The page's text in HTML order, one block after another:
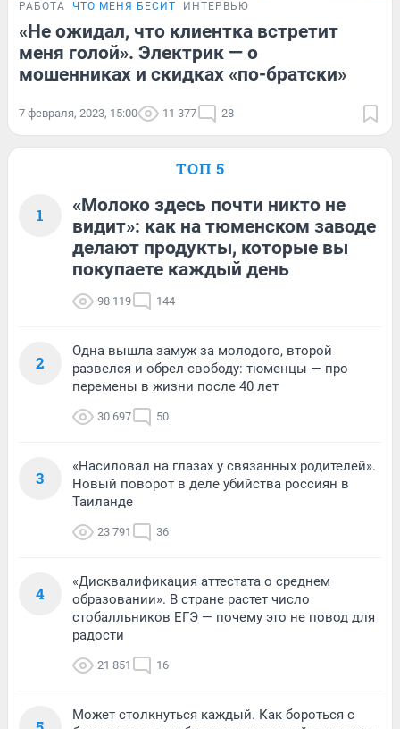
РАБОТА ЧТО МЕНЯ БЕСИТ ИНТЕРВЬЮ
«Не ожидал, что клиентка встретит
меня голой». Электрик — о
мошенниках и скидках «по-братски»
7 февраля, 2023, 15:00 11 377 28
ТОП 5
1
«Молоко здесь почти никто не
видит»: как на тюменском заводе
делают продукты, которые вы
покупаете каждый день
98 119 144
2
Одна вышла замуж за молодого, второй
развелся и обрел свободу: тюменцы — про
перемены в жизни после 40 лет
30 697 50
3
«Насиловал на глазах у связанных родителей».
Новый поворот в деле убийства россиян в
Таиланде
23 791 36
4
«Дисквалификация аттестата о среднем
образовании». В стране растет число
стобалльников ЕГЭ — почему это не повод для
радости
21 851 16
Может столкнуться каждый. Как бороться с